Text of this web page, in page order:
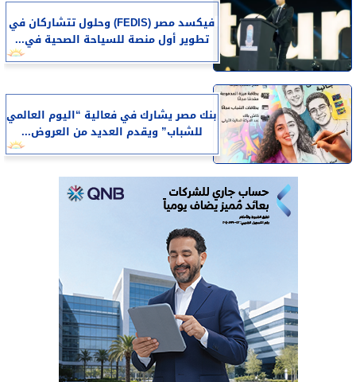
فيكسد مصر (FEDIS) وحلول تتشاركان في
تطوير أول منصة للسياحة الصحية في...
بنك مصر يشارك في فعالية “اليوم العالمي
للشباب” ويقدم العديد من العروض...